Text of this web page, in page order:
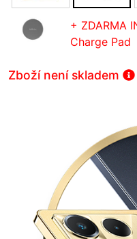
+ ZDARMA
Charge Pad
Zboží není skladem